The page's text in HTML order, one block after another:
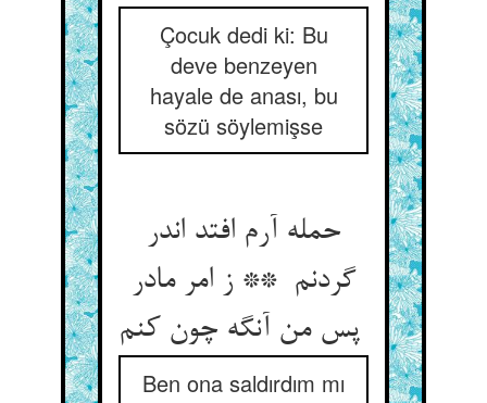
Çocuk dedi ki: Bu
deve benzeyen
hayale de anası, bu
sözü söylemişse
حمله آرم افتد اندر
گردنم ** ز امر مادر
Ben ona saldırdım mı